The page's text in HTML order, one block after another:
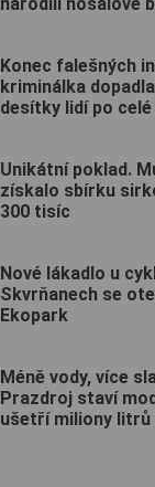
Konec falešných
kriminálka
desítky lidí po
Unikátní poklad.
získalo sbírku
300 tisíc
Nové lákadlo u
Skvrňanech se
Ekopark
Méně vody, více
Prazdroj staví
ušetří miliony litrů